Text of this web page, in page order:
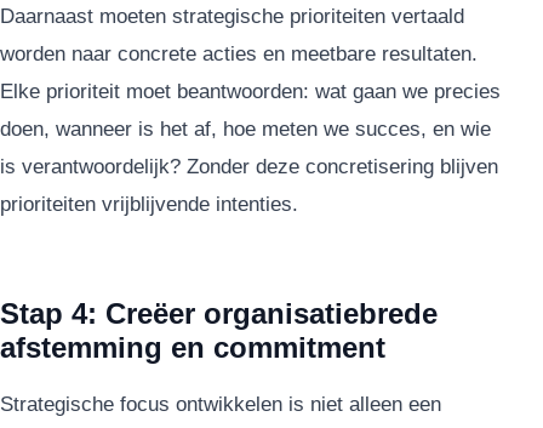
Daarnaast moeten strategische prioriteiten vertaald
worden naar concrete acties en meetbare resultaten.
Elke prioriteit moet beantwoorden: wat gaan we precies
doen, wanneer is het af, hoe meten we succes, en wie
is verantwoordelijk? Zonder deze concretisering blijven
prioriteiten vrijblijvende intenties.
Stap 4: Creëer organisatiebrede
afstemming en commitment
Strategische focus ontwikkelen is niet alleen een